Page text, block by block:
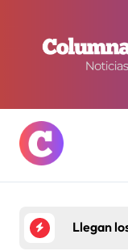
contenido
Llegan